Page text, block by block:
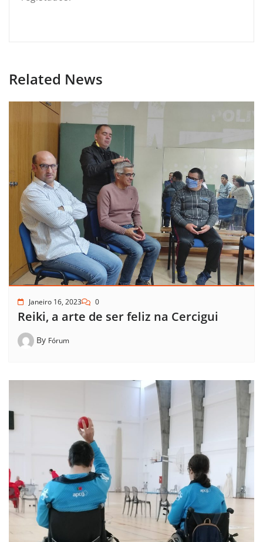
Related News
Janeiro 16, 2023 0
Reiki, a arte de ser feliz na Cercigui
By Fórum